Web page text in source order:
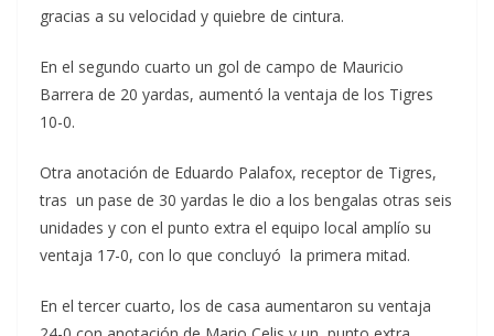
gracias a su velocidad y quiebre de cintura.
En el segundo cuarto un gol de campo de Mauricio
Barrera de 20 yardas, aumentó la ventaja de los Tigres
10-0.
Otra anotación de Eduardo Palafox, receptor de Tigres,
tras un pase de 30 yardas le dio a los bengalas otras seis
unidades y con el punto extra el equipo local amplío su
ventaja 17-0, con lo que concluyó la primera mitad.
En el tercer cuarto, los de casa aumentaron su ventaja